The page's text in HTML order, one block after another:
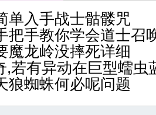
单入手战士骷髅咒
把手教你学会道士召
魔龙岭没摔死详细
,若有异动在巨型蠕虫
狼蜘蛛何必呢问题